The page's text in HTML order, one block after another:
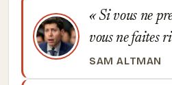
Si vous ne
vous ne faites
SAM ALTMAN